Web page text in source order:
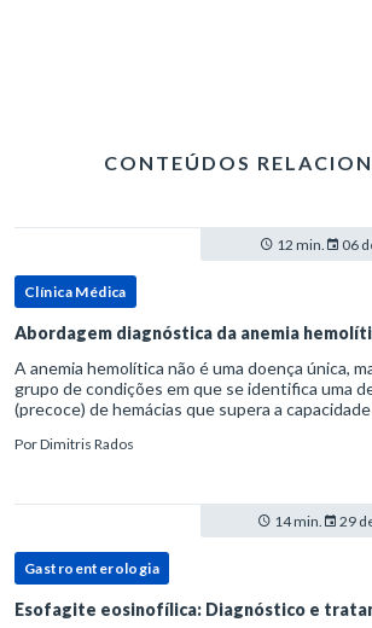
CONTEÚDOS
12 min. 06
Clínica Médica
Abordagem diagnóstica da anemia
A anemia hemolítica não é uma doença única,
grupo de condições em que se identifica uma
(precoce) de hemácias que supera a
PorDimitris Rados
14 min. 29
Gastroenterologia
Esofagite eosinofílica: Diagnóstico e